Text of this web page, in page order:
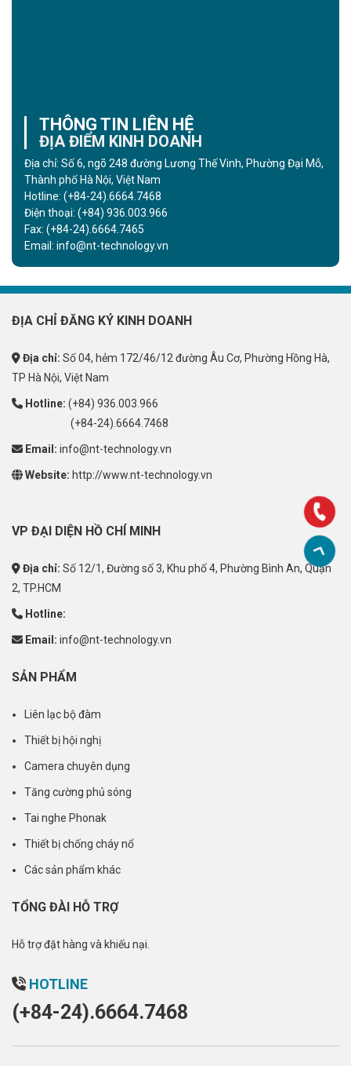
THÔNG TIN LIÊN HỆ
ĐỊA ĐIỂM KINH DOANH
Địa chỉ: Số 6, ngõ 248 đường Lương Thế Vinh, Phường Đại Mỗ,
Thành phố Hà Nội, Việt Nam
Hotline: (+84-24).6664.7468
Điện thoại: (+84) 936.003.966
Fax: (+84-24).6664.7465
Email: info@nt-technology.vn
ĐỊA CHỈ ĐĂNG KÝ KINH DOANH
Địa chỉ: Số 04, hẻm 172/46/12 đường Âu Cơ, Phường Hồng Hà,
TP Hà Nội, Việt Nam
Hotline: (+84) 936.003.966
(+84-24).6664.7468
Email: info@nt-technology.vn
Website: http://www.nt-technology.vn
VP ĐẠI DIỆN HỒ CHÍ MINH
Địa chỉ: Số 12/1, Đường số 3, Khu phố 4, Phường Bình An, Quận
2, TP.HCM
Hotline:
Email: info@nt-technology.vn
SẢN PHẨM
Liên lạc bộ đàm
Thiết bị hội nghị
Camera chuyên dụng
Tăng cường phủ sóng
Tai nghe Phonak
Thiết bị chống cháy nổ
Các sản phẩm khác
TỔNG ĐÀI HỖ TRỢ
Hỗ trợ đặt hàng và khiếu nại.
HOTLINE
(+84-24).6664.7468